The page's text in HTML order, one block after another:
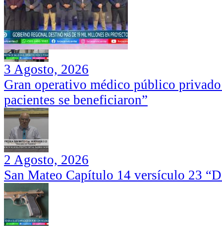
3 Agosto, 2026
Gran operativo médico público
pacientes se beneficiaron”
2 Agosto, 2026
San Mateo Capítulo 14 versículo 23